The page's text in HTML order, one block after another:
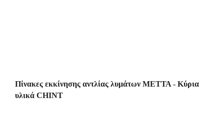
Πίνακες εκκίνησης αντλίας λυμάτων ΜΕΤΤΑ - Κύρια
υλικά CHINT